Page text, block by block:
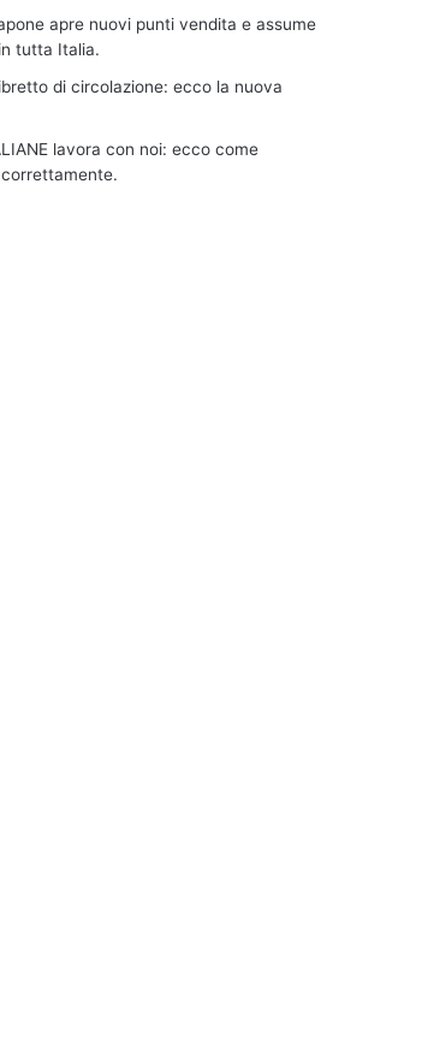
apre nuovi punti vendita e assume
tutta Italia.
di circolazione: ecco la nuova
lavora con noi: ecco come